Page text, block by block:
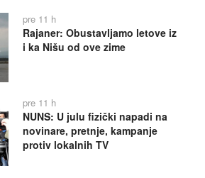
pre 11 h
Rajaner: Obustavljamo letove iz
i ka Nišu od ove zime
pre 11 h
NUNS: U julu fizički napadi na
novinare, pretnje, kampanje
protiv lokalnih TV